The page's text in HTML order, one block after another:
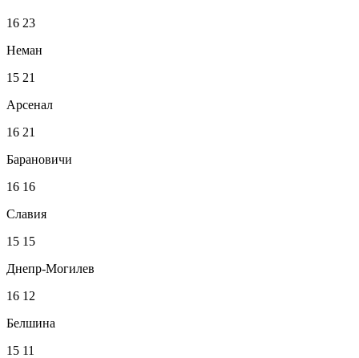
16 23
Неман
15 21
Арсенал
16 21
Барановичи
16 16
Славия
15 15
Днепр-Могилев
16 12
Белшина
15 11